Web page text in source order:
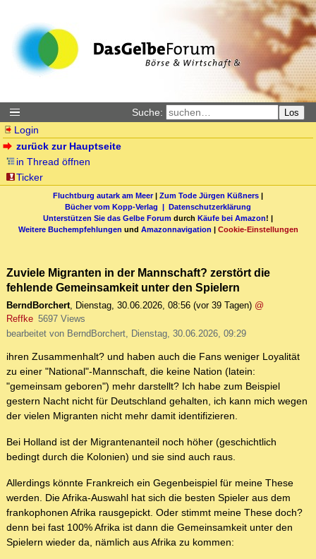
Suche: Los
Login
zurück zur Hauptseite
in Thread öffnen
Ticker
Fluchtburg autark am Meer| Zum Tode Jürgen Küßners |
Bücher vom Kopp-Verlag | Datenschutzerklärung
Unterstützen Sie das Gelbe Forum durch Käufe bei Amazon! |
Weitere Buchempfehlungen und Amazonnavigation | Cookie-Einstellungen
Zuviele Migranten in der Mannschaft? zerstört die
fehlende Gemeinsamkeit unter den Spielern
BerndBorchert, Dienstag, 30.06.2026, 08:56 (vor 39 Tagen) @
Reffke 5697 Views
bearbeitet von BerndBorchert, Dienstag, 30.06.2026, 09:29
ihren Zusammenhalt? und haben auch die Fans weniger Loyalität
zu einer "National"-Mannschaft, die keine Nation (latein:
"gemeinsam geboren") mehr darstellt? Ich habe zum Beispiel
gestern Nacht nicht für Deutschland gehalten, ich kann mich wegen
der vielen Migranten nicht mehr damit identifizieren.
Bei Holland ist der Migrantenanteil noch höher (geschichtlich
bedingt durch die Kolonien) und sie sind auch raus.
Allerdings könnte Frankreich ein Gegenbeispiel für meine These
werden. Die Afrika-Auswahl hat sich die besten Spieler aus dem
frankophonen Afrika rausgepickt. Oder stimmt meine These doch?
denn bei fast 100% Afrika ist dann die Gemeinsamkeit unter den
Spielern wieder da, nämlich aus Afrika zu kommen: